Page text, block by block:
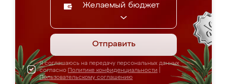
Желаемый бюджет
Отправить
Я соглашаюсь на передачу персональных данных
согласно Политике конфиденциальности
Пользовательскому соглашению